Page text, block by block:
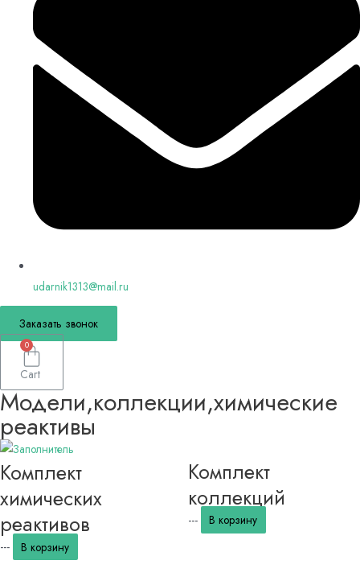
udarnik1313@mail.ru
Заказать звонок
0
Cart
Модели,коллекции,химические
реактивы
Комплект
химических
реактивов
--- В корзину
Комплект
коллекций
--- В корзину